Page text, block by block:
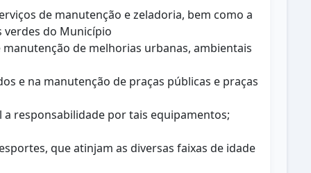
de manutenção e zeladoria, bem como a
verdes do Município
de melhorias urbanas, ambientais
e na manutenção de praças públicas e praças
responsabilidade por tais equipamentos;
que atinjam as diversas faixas de idade